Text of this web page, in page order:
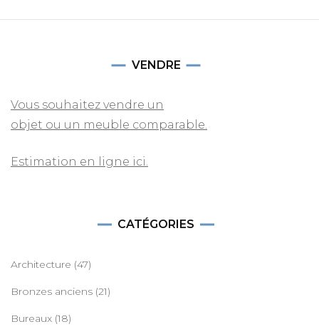
VENDRE
Vous souhaitez vendre un
objet ou un meuble comparable.
Estimation en ligne ici.
CATÉGORIES
Architecture (47)
Bronzes anciens (21)
Bureaux (18)